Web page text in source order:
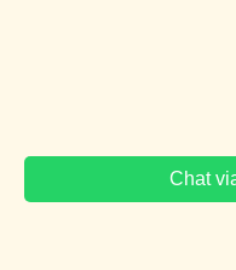
Chat